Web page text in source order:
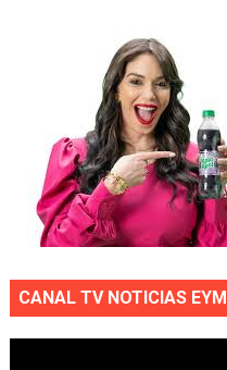
CANAL TV NOTICIAS EYM